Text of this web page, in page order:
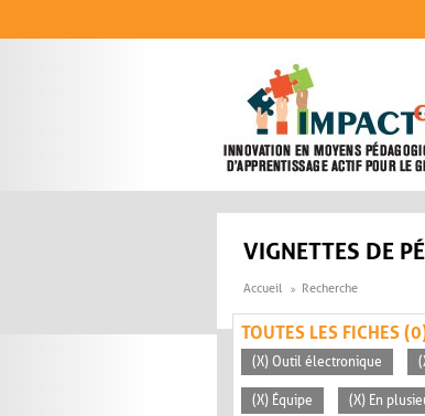
VIGNETTES DE
Accueil Recherche
TOUTES LES FICHES
(X) Outil électronique
(X) Équipe (X) En